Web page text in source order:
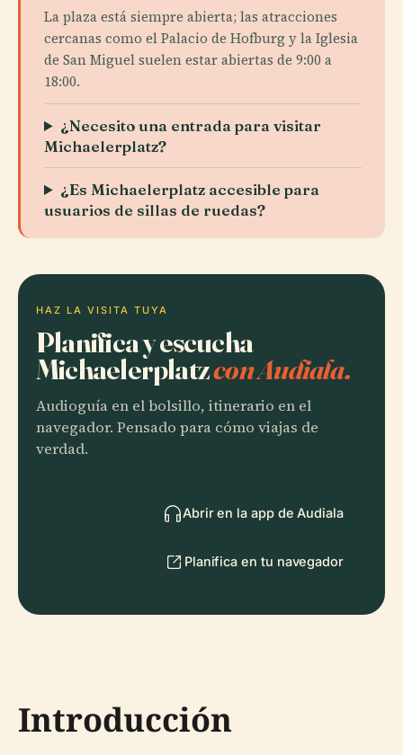
La plaza está siempre abierta; las atracciones
cercanas como el Palacio de Hofburg y la Iglesia
de San Miguel suelen estar abiertas de 9:00 a
18:00.
¿Necesito una entrada para visitar
Michaelerplatz?
¿Es Michaelerplatz accesible para
usuarios de sillas de ruedas?
HAZ LA VISITA TUYA
Planifica y escucha
Michaelerplatzcon Audiala.
Audioguía en el bolsillo, itinerario en el
navegador. Pensado para cómo viajas de
verdad.
Abrir en la app de Audiala
Planifica en tu navegador
Introducción